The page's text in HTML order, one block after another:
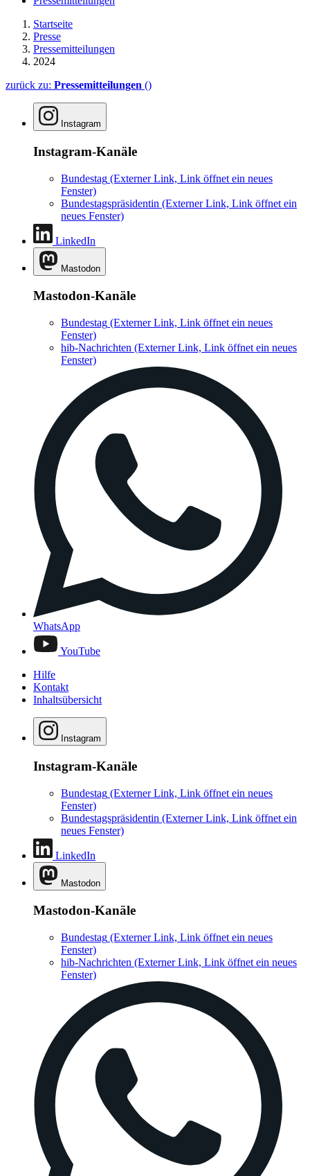
Startseite
Presse
Pressemitteilungen
2024
zurück zu: Pressemitteilungen ()
Instagram
Instagram-Kanäle
Bundestag (Externer Link, Link öffnet ein neues
Fenster)
Bundestagspräsidentin (Externer Link, Link öffnet ein
neues Fenster)
LinkedIn
Mastodon
Mastodon-Kanäle
Bundestag (Externer Link, Link öffnet ein neues
Fenster)
hib-Nachrichten (Externer Link, Link öffnet ein neues
Fenster)
WhatsApp
YouTube
Hilfe
Kontakt
Inhaltsübersicht
Instagram
Instagram-Kanäle
Bundestag (Externer Link, Link öffnet ein neues
Fenster)
Bundestagspräsidentin (Externer Link, Link öffnet ein
neues Fenster)
LinkedIn
Mastodon
Mastodon-Kanäle
Bundestag (Externer Link, Link öffnet ein neues
Fenster)
hib-Nachrichten (Externer Link, Link öffnet ein neues
Fenster)